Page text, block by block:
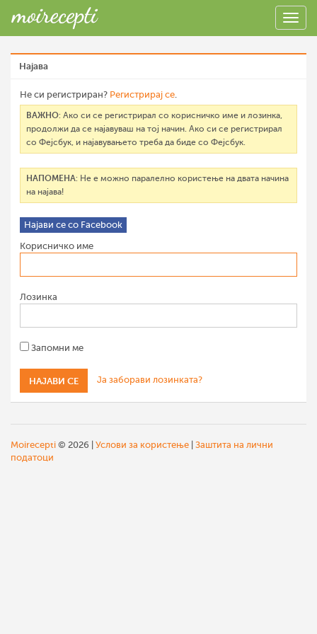
Најава
Не си регистриран? Регистрирај се.
ВАЖНО: Ако си се регистрирал со корисничко име и лозинка,
продолжи да се најавуваш на тој начин. Ако си се регистрирал
со Фејсбук, и најавувањето треба да биде со Фејсбук.
НАПОМЕНА: Не е можно паралелно користење на двата начина
на најава!
Најави се со Facebook
Корисничко име
Лозинка
Запомни ме
Ја заборави лозинката?
Moirecepti © 2026 | Услови за користење Заштита на лични
податоци